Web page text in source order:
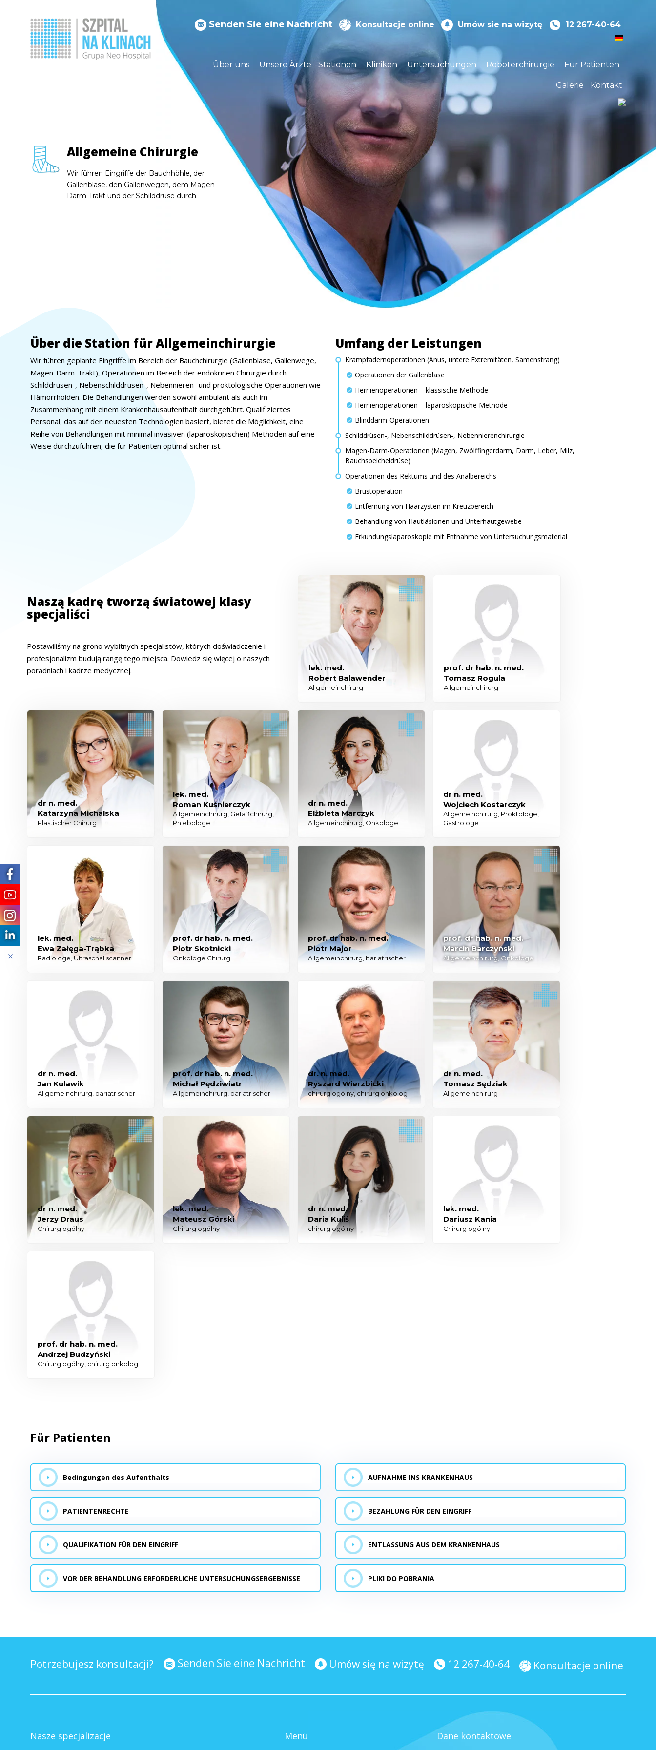
Senden Sie eine Nachricht Konsultacje online Umów sie na wizytę 12 267-40-64
Über uns Unsere Ärzte Stationen Kliniken Untersuchungen Roboterchirurgie Für Patienten
Galerie Kontakt
Allgemeine Chirurgie
Wir führen Eingriffe der Bauchhöhle, der
Gallenblase, den Gallenwegen, dem Magen-
Darm-Trakt und der Schilddrüse durch.
Allgemeine Chirurgie
Wir führen Eingriffe der Bauchhöhle, der
Gallenblase, den Gallenwegen, dem Magen-
Darm-Trakt und der Schilddrüse durch.
Allgemeine Chirurgie
Wir führen Eingriffe der Bauchhöhle, der
Gallenblase, den Gallenwegen, dem Magen-
Darm-Trakt und der Schilddrüse durch.
Über die Station für Allgemeinchirurgie
Wir führen geplante Eingriffe im Bereich der Bauchchirurgie (Gallenblase, Gallenwege,
Magen-Darm-Trakt), Operationen im Bereich der endokrinen Chirurgie durch –
Schilddrüsen-, Nebenschilddrüsen-, Nebennieren- und proktologische Operationen wie
Hämorrhoiden. Die Behandlungen werden sowohl ambulant als auch im
Zusammenhang mit einem Krankenhausaufenthalt durchgeführt. Qualifiziertes
Personal, das auf den neuesten Technologien basiert, bietet die Möglichkeit, eine
Reihe von Behandlungen mit minimal invasiven (laparoskopischen) Methoden auf eine
Weise durchzuführen, die für Patienten optimal sicher ist.
Umfang der Leistungen
Krampfadernoperationen (Anus, untere Extremitäten, Samenstrang)
Operationen der Gallenblase
Hernienoperationen – klassische Methode
Hernienoperationen – laparoskopische Methode
Blinddarm-Operationen
Schilddrüsen-, Nebenschilddrüsen-, Nebennierenchirurgie
Magen-Darm-Operationen (Magen, Zwölffingerdarm, Darm, Leber, Milz,
Bauchspeicheldrüse)
Operationen des Rektums und des Analbereichs
Brustoperation
Entfernung von Haarzysten im Kreuzbereich
Behandlung von Hautläsionen und Unterhautgewebe
Erkundungslaparoskopie mit Entnahme von Untersuchungsmaterial
Naszą kadrę tworzą światowej klasy
specjaliści
Postawiliśmy na grono wybitnych specjalistów, których doświadczenie i
profesjonalizm budują rangę tego miejsca. Dowiedz się więcej o naszych
poradniach i kadrze medycznej.
lek. med.
Robert Balawender
Allgemeinchirurg
prof. dr hab. n. med.
Tomasz Rogula
Allgemeinchirurg
dr n. med.
Katarzyna Michalska
Plastischer Chirurg
lek. med.
Roman Kuśnierczyk
Allgemeinchirurg, Gefäßchirurg,
Phlebologe
dr n. med.
Elżbieta Marczyk
Allgemeinchirurg, Onkologe
dr n. med.
Wojciech Kostarczyk
Allgemeinchirurg, Proktologe,
Gastrologe
lek. med.
Ewa Załęga-Trąbka
Radiologe, Ultraschallscanner
prof. dr hab. n. med.
Piotr Skotnicki
Onkologe Chirurg
prof. dr hab. n. med.
Piotr Major
Allgemeinchirurg, bariatrischer
prof. dr hab. n. med.
Marcin Barczyński
Allgemeinchirurg, Onkologe
dr n. med.
Jan Kulawik
Allgemeinchirurg, bariatrischer
prof. dr hab. n. med.
Michał Pędziwiatr
Allgemeinchirurg, bariatrischer
dr. n. med.
Ryszard Wierzbicki
chirurg ogólny, chirurg onkolog
dr n. med.
Tomasz Sędziak
Allgemeinchirurg
dr n. med.
Jerzy Draus
Chirurg ogólny
lek. med.
Mateusz Górski
Chirurg ogólny
dr n. med.
Daria Kuliś
chirurg ogólny
lek. med.
Dariusz Kania
Chirurg ogólny
prof. dr hab. n. med.
Andrzej Budzyński
Chirurg ogólny, chirurg onkolog
Für Patienten
Bedingungen des Aufenthalts
PATIENTENRECHTE
QUALIFIKATION FÜR DEN EINGRIFF
VOR DER BEHANDLUNG ERFORDERLICHE UNTERSUCHUNGSERGEBNISSE
AUFNAHME INS KRANKENHAUS
BEZAHLUNG FÜR DEN EINGRIFF
ENTLASSUNG AUS DEM KRANKENHAUS
PLIKI DO POBRANIA
Potrzebujesz konsultacji? Senden Sie eine Nachricht Umów się na wizytę 12 267-40-64 Konsultacje online
Nasze specjalizacje Menü Dane kontaktowe